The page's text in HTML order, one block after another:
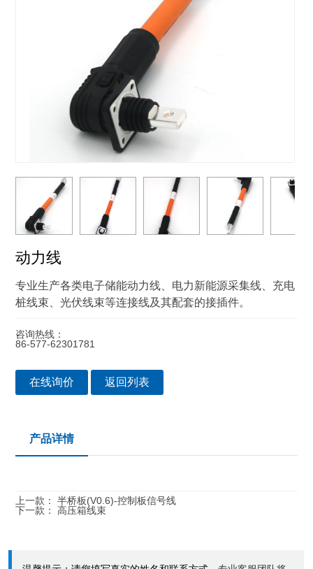
动力线
专业生产各类电子储能动力线、电力新能源采集线、充电
桩线束、光伏线束等连接线及其配套的接插件。
咨询热线：
86-577-62301781
在线询价 返回列表
产品详情
上一款：
半桥板(V0.6)-控制板信号线
下一款：
高压箱线束